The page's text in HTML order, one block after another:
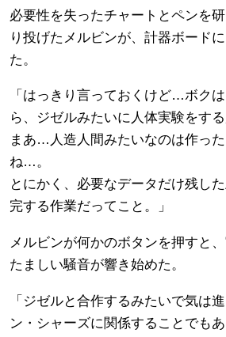
必要性を失ったチャートとペンを
り投げたメルビンが、計器ボード
た。
「はっきり言っておくけど…ボク
ら、ジゼルみたいに人体実験をする
まあ…人造人間みたいなのは作っ
ね…。
とにかく、必要なデータだけ残し
完する作業だってこと。」
メルビンが何かのボタンを押すと
たましい騒音が響き始めた。
「ジゼルと合作するみたいで気は
ン・シャーズに関係することでもあ